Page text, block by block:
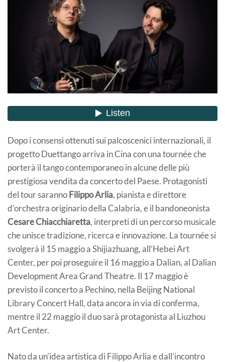
Dopo i consensi ottenuti sui palcoscenici internazionali, il
progetto Duettango arriva in Cina con una tournée che
porterà il tango contemporaneo in alcune delle più
prestigiosa vendita da concerto del Paese. Protagonisti
del tour sarannoFilippo Arlia, pianista e direttore
d’orchestra originario della Calabria, e il bandoneonista
Cesare Chiacchiaretta, interpreti di un percorso musicale
che unisce tradizione, ricerca e innovazione. La tournée si
svolgerà il 15 maggio a Shijiazhuang, all’Hebei Art
Center, per poi proseguire il 16 maggio a Dalian, al Dalian
Development Area Grand Theatre. Il 17 maggio è
previsto il concerto a Pechino, nella Beijing National
Library Concert Hall, data ancora in via di conferma,
mentre il 22 maggio il duo sarà protagonista al Liuzhou
Art Center.
Nato da un’idea artistica di Filippo Arlia e dall’incontro